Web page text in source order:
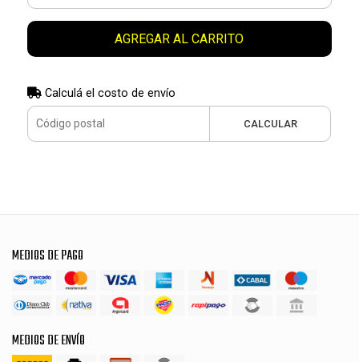
AGREGAR AL CARRITO
Calculá el costo de envío
CALCULAR
MEDIOS DE PAGO
MEDIOS DE ENVÍO